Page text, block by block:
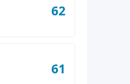
62
61